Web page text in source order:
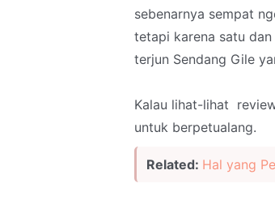
sebenarnya sempat
tetapi karena satu
terjun Sendang Gile
Kalau lihat-lihat
untuk berpetualang.
Related: Hal yang